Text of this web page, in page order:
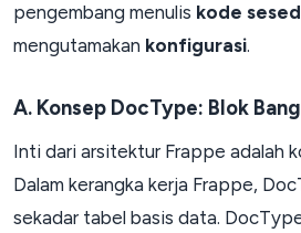
pengembang menulis kode
mengutamakan konfigurasi.
A. Konsep DocType: Blok
Inti dari arsitektur Frappe adalah
Dalam kerangka kerja Frappe,
sekadar tabel basis data.